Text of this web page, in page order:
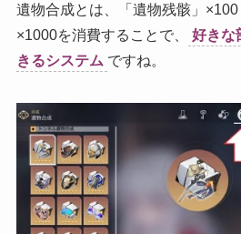
遺物合成とは、「遺物残骸」×100
×1000を消費することで、
好きな
きるシステム ですね。